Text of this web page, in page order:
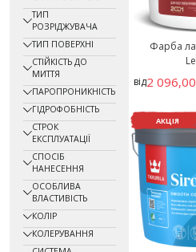
користування
(74)
Приміщення, що
не обігріваються
(49)
Промислові
будівлі(44)
складські
приміщення(1)
Торговельні
приміщення(61)
ТИП
РОЗРІДЖУВАЧА
ТИП ПОВЕРХНІ
СТІЙКІСТЬ ДО
МИТТЯ
ПАРОПРОНИКНІСТЬ
ГІДРОФОБНІСТЬ
СТРОК
ЕКСПЛУАТАЦІЇ
СПОСІБ
НАНЕСЕННЯ
ОСОБЛИВА
ВЛАСТИВІСТЬ
КОЛІР
КОЛЕРУВАННЯ
Фарба
від2
АКЦІЯ